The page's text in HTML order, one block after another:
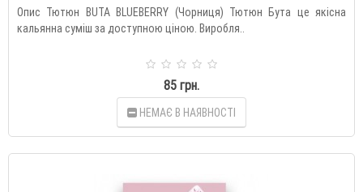
Опис Тютюн BUTA BLUEBERRY (Чорниця) Тютюн Бута це якісна
кальянна суміш за доступною ціною. Виробля..
85 грн.
НЕМАЄ В НАЯВНОСТІ